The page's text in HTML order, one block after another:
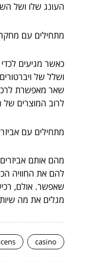
העונג שלו ושל
מתחילים עם מחקר
כאשר מגיעים
ושלל של
שאר מאפשרת
לרוב המוצרים
מתחילים עם
מהם אותם
להם את החוויה
שאפשר. אולם,
מגלים את מה
casino